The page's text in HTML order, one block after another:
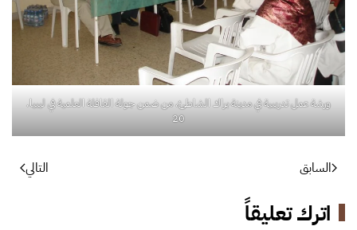
ورشة عمل تدريبية في مدينة براك الشاطئ، من ضمن جولة القافلة العلمية في ليبيا.
20
السابق التالي
اترك تعليقاً